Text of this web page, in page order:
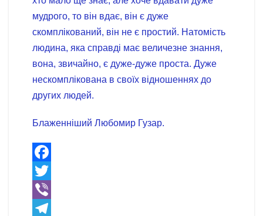
мудрого, то він вдає, він є дуже
скомплікований, він не є простий. Натомість
людина, яка справді має величезне знання,
вона, звичайно, є дуже-дуже проста. Дуже
нескомплікована в своїх відношеннях до
других людей.
Блаженніший Любомир Гузар.
F
a
c
T
w
V